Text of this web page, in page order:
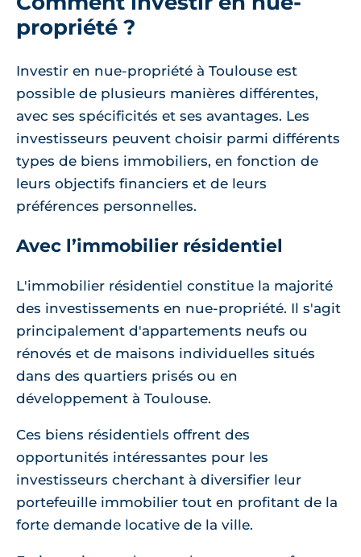
propriété ?
Investir en nue-propriété à Toulouse est
possible de plusieurs manières différentes,
avec ses spécificités et ses avantages. Les
investisseurs peuvent choisir parmi différents
types de biens immobiliers, en fonction de
leurs objectifs financiers et de leurs
préférences personnelles.
Avec l’immobilier résidentiel
L'immobilier résidentiel constitue la majorité
des investissements en nue-propriété. Il s'agit
principalement d'appartements neufs ou
rénovés et de maisons individuelles situés
dans des quartiers prisés ou en
développement à Toulouse.
Ces biens résidentiels offrent des
opportunités intéressantes pour les
investisseurs cherchant à diversifier leur
portefeuille immobilier tout en profitant de la
forte demande locative de la ville.